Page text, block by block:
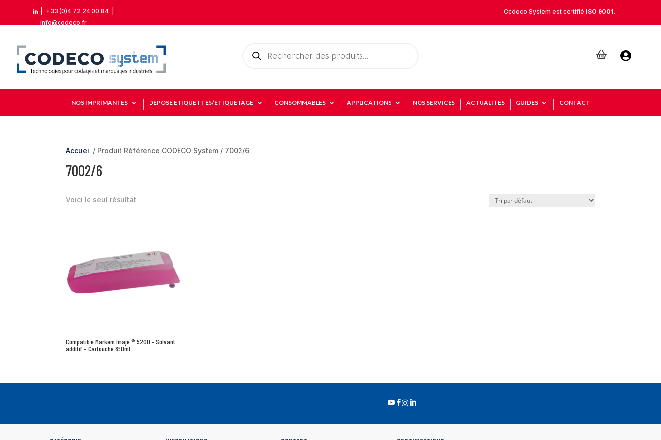
 +33 (0)4 72 24 00 84
info@codeco.fr
Codeco System est certifié ISO 9001.
produits

NOS IMPRIMANTES DEPOSE ETIQUETTES/ETIQUETAGE CONSOMMABLES APPLICATIONS NOS SERVICES ACTUALITES GUIDES CONTACT
Accueil / Produit Référence CODECO System / 7002/6
7002/6
Voici le seul résultat
Compatible Markem Imaje ® 5200 – Solvant
additif – Cartouche 850ml
 